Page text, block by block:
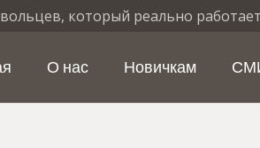
который реально
О нас Новичкам